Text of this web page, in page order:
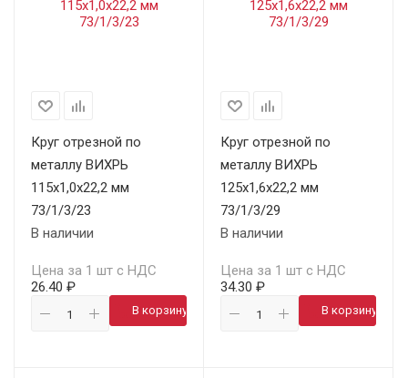
Круг отрезной по
металлу ВИХРЬ
115х1,0х22,2 мм
73/1/3/23
В наличии
Цена за 1 шт с НДС
26.40 ₽
В корзину
Круг отрезной по
металлу ВИХРЬ
125х1,6х22,2 мм
73/1/3/29
В наличии
Цена за 1 шт с НДС
34.30 ₽
В корзину